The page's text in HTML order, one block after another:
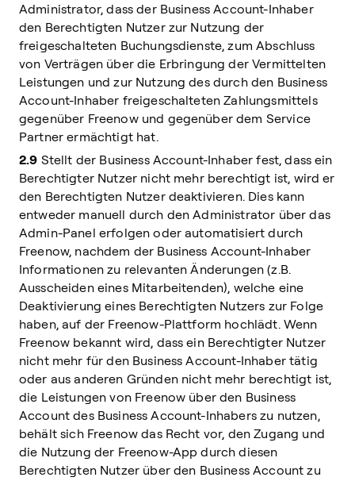
Administrator, dass der Business Account-Inhaber
den Berechtigten Nutzer zur Nutzung der
freigeschalteten Buchungsdienste, zum Abschluss
von Verträgen über die Erbringung der Vermittelten
Leistungen und zur Nutzung des durch den Business
Account-Inhaber freigeschalteten Zahlungsmittels
gegenüber Freenow und gegenüber dem Service
Partner ermächtigt hat.
2.9 Stellt der Business Account-Inhaber fest, dass ein
Berechtigter Nutzer nicht mehr berechtigt ist, wird er
den Berechtigten Nutzer deaktivieren. Dies kann
entweder manuell durch den Administrator über das
Admin-Panel erfolgen oder automatisiert durch
Freenow, nachdem der Business Account-Inhaber
Informationen zu relevanten Änderungen (z.B.
Ausscheiden eines Mitarbeitenden), welche eine
Deaktivierung eines Berechtigten Nutzers zur Folge
haben, auf der Freenow-Plattform hochlädt. Wenn
Freenow bekannt wird, dass ein Berechtigter Nutzer
nicht mehr für den Business Account-Inhaber tätig
oder aus anderen Gründen nicht mehr berechtigt ist,
die Leistungen von Freenow über den Business
Account des Business Account-Inhabers zu nutzen,
behält sich Freenow das Recht vor, den Zugang und
die Nutzung der Freenow-App durch diesen
Berechtigten Nutzer über den Business Account zu